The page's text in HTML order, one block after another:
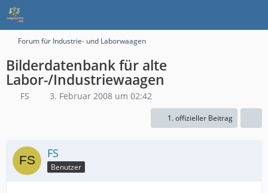
Forum für Industrie- und Laborwaagen
Bilderdatenbank für alte
Labor-/Industriewaagen
FS 3. Februar 2008 um 02:42
1. offizieller Beitrag
FS
Benutzer